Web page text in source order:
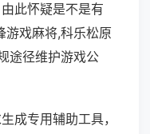
此怀疑是不是有
游戏麻将,科乐松原
途径维护游戏公
成专用辅助工具，